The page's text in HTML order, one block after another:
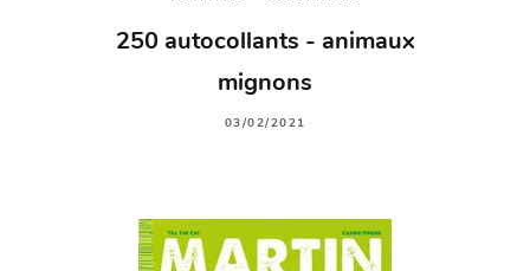
250 autocollants - animaux
mignons
03/02/2021